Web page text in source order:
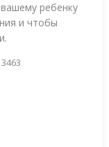
ребенку
и чтобы